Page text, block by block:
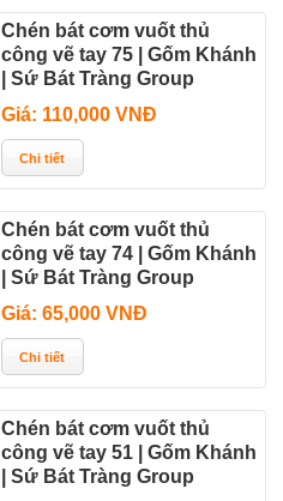
Chén bát cơm vuốt thủ
công vẽ tay 75 | Gốm Khánh
| Sứ Bát Tràng Group
Giá: 110,000 VNĐ
Chén bát cơm vuốt thủ
công vẽ tay 74 | Gốm Khánh
| Sứ Bát Tràng Group
Giá: 65,000 VNĐ
Chén bát cơm vuốt thủ
công vẽ tay 51 | Gốm Khánh
| Sứ Bát Tràng Group